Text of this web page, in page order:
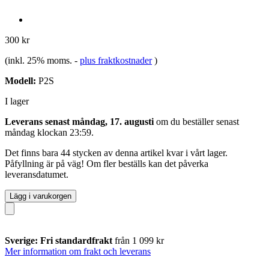
300 kr
(inkl. 25% moms. - plus fraktkostnader )
Modell: P2S
I lager
Leverans senast måndag, 17. augusti om du beställer senast
måndag klockan 23:59.
Det finns bara 44 stycken av denna artikel kvar i vårt lager.
Påfyllning är på väg! Om fler beställs kan det påverka
leveransdatumet.
Lägg i varukorgen
Sverige: Fri standardfrakt från 1 099 kr
Mer information om frakt och leverans